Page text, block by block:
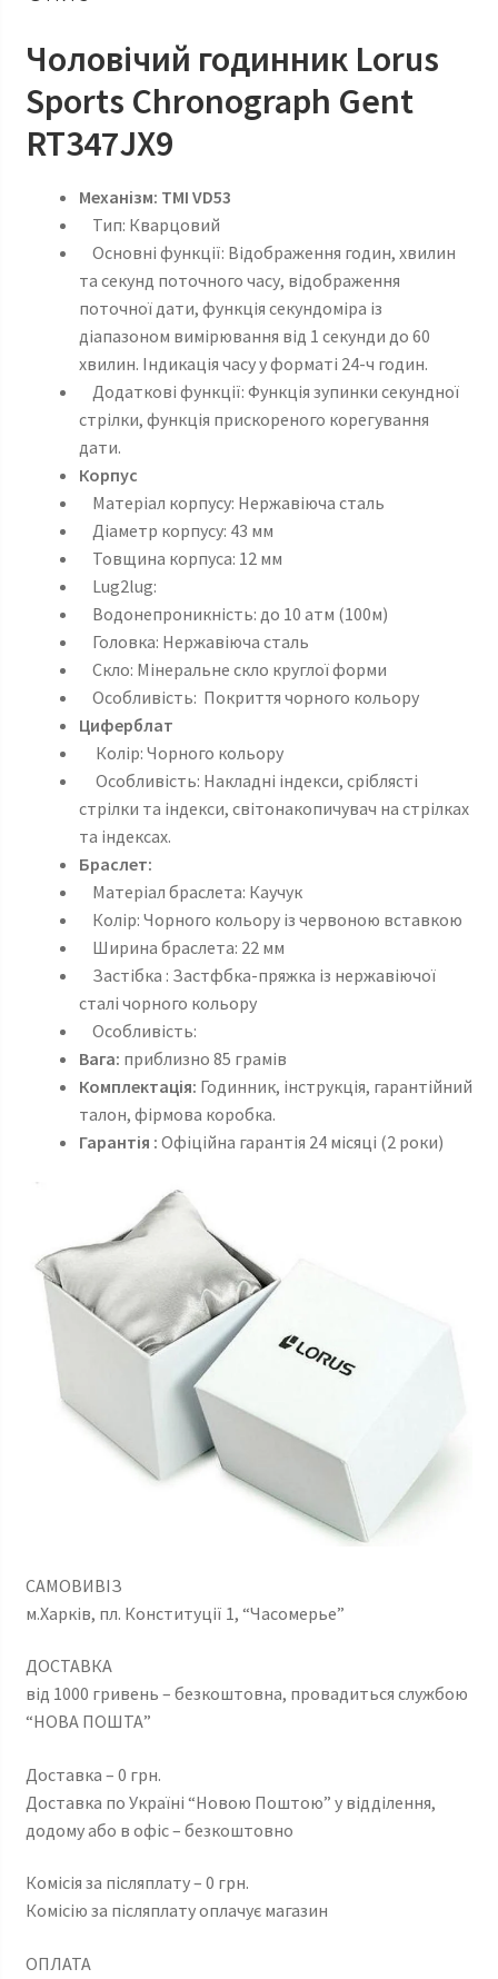
Чоловічий годинник Lorus
Sports Chronograph Gent
RT347JX9
Механізм: TMI VD53
Тип: Кварцовий
Основні функції: Відображення годин, хвилин
та секунд поточного часу, відображення
поточної дати, функція секундоміра із
діапазоном вимірювання від 1 секунди до 60
хвилин. Індикація часу у форматі 24-ч годин.
Додаткові функції: Функція зупинки секундної
стрілки, функція прискореного корегування
дати.
Корпус
Матеріал корпусу: Нержавіюча сталь
Діаметр корпусу: 43 мм
Товщина корпуса: 12 мм
Lug2lug:
Водонепроникність: до 10 атм (100м)
Головка: Нержавіюча сталь
Скло: Мінеральне скло круглої форми
Особливість: Покриття чорного кольору
Циферблат
Колір: Чорного кольору
Особливість: Накладні індекси, сріблясті
стрілки та індекси, світонакопичувач на стрілках
та індексах.
Браслет:
Матеріал браслета: Каучук
Колір: Чорного кольору із червоною вставкою
Ширина браслета: 22 мм
Застібка : Застфбка-пряжка із нержавіючої
сталі чорного кольору
Особливість:
Вага: приблизно 85 грамів
Комплектація: Годинник, інструкція, гарантійний
талон, фірмова коробка.
Гарантія : Офіційна гарантія 24 місяці (2 роки)
САМОВИВІЗ
м.Харків, пл. Конституції 1, “Часомерье”
ДОСТАВКА
від 1000 гривень – безкоштовна, провадиться службою
“НОВА ПОШТА”
Доставка – 0 грн.
Доставка по Україні “Новою Поштою” у відділення,
додому або в офіс – безкоштовно
Комісія за післяплату – 0 грн.
Комісію за післяплату оплачує магазин
ОПЛАТА